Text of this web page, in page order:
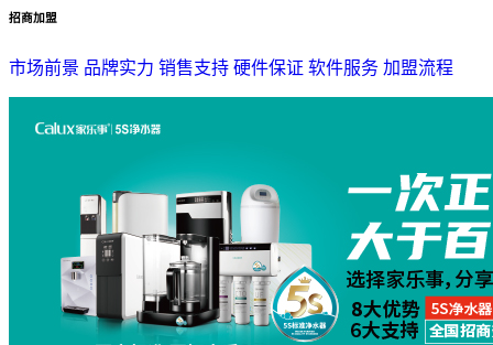
招商加盟
市场前景 品牌实力 销售支持 硬件保证 软件服务 加盟流程